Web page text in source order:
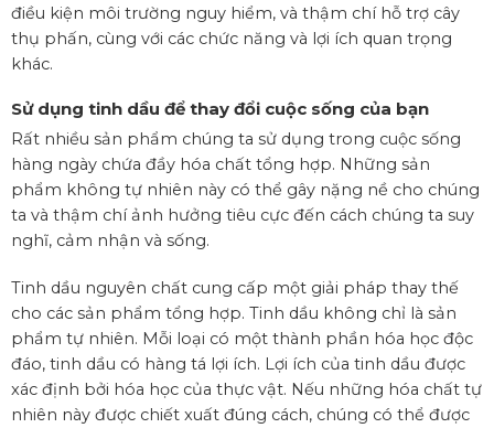
điều kiện môi trường nguy hiểm, và thậm chí hỗ trợ cây
thụ phấn, cùng với các chức năng và lợi ích quan trọng
khác.
Sử dụng tinh dầu để thay đổi cuộc sống của bạn
Rất nhiều sản phẩm chúng ta sử dụng trong cuộc sống
hàng ngày chứa đầy hóa chất tổng hợp. Những sản
phẩm không tự nhiên này có thể gây nặng nề cho chúng
ta và thậm chí ảnh hưởng tiêu cực đến cách chúng ta suy
nghĩ, cảm nhận và sống.
Tinh dầu nguyên chất cung cấp một giải pháp thay thế
cho các sản phẩm tổng hợp. Tinh dầu không chỉ là sản
phẩm tự nhiên. Mỗi loại có một thành phần hóa học độc
đáo, tinh dầu có hàng tá lợi ích. Lợi ích của tinh dầu được
xác định bởi hóa học của thực vật. Nếu những hóa chất tự
nhiên này được chiết xuất đúng cách, chúng có thể được